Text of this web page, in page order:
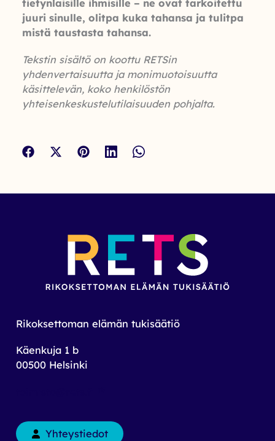
tietynlaisille ihmisille – ne ovat tarkoitettu
juuri sinulle, olitpa kuka tahansa ja tulitpa
mistä taustasta tahansa.
Tekstin sisältö on koottu RETSin
yhdenvertaisuutta ja monimuotoisuutta
käsittelevän, koko henkilöstön
yhteisenkeskustelutilaisuuden pohjalta.
Rikoksettoman elämän tukisäätiö
Käenkuja 1 b
00500 Helsinki
Yhteystiedot